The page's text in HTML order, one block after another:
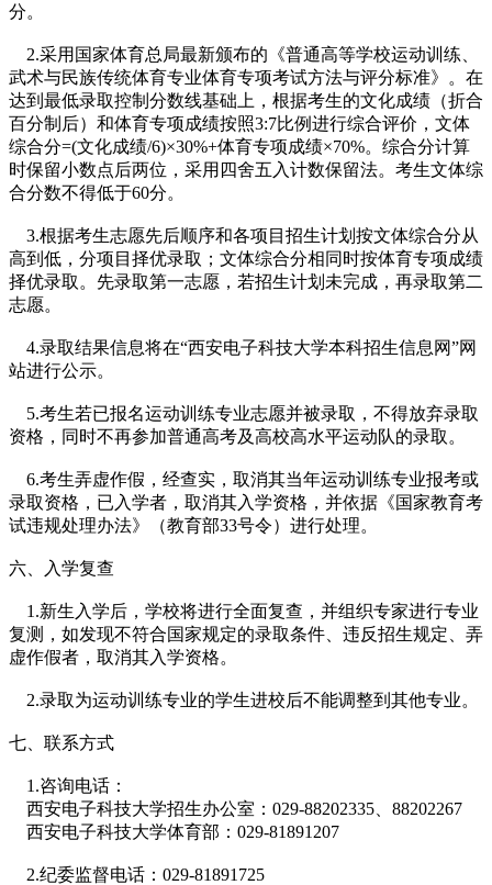
分。
2.采用国家体育总局最新颁布的《普通高等学校运动训练、
武术与民族传统体育专业体育专项考试方法与评分标准》。在
达到最低录取控制分数线基础上，根据考生的文化成绩（折合
百分制后）和体育专项成绩按照3:7比例进行综合评价，文体
综合分=(文化成绩/6)×30%+体育专项成绩×70%。综合分计算
时保留小数点后两位，采用四舍五入计数保留法。考生文体综
合分数不得低于60分。
3.根据考生志愿先后顺序和各项目招生计划按文体综合分从
高到低，分项目择优录取；文体综合分相同时按体育专项成绩
择优录取。先录取第一志愿，若招生计划未完成，再录取第二
志愿。
4.录取结果信息将在“西安电子科技大学本科招生信息网”网
站进行公示。
5.考生若已报名运动训练专业志愿并被录取，不得放弃录取
资格，同时不再参加普通高考及高校高水平运动队的录取。
6.考生弄虚作假，经查实，取消其当年运动训练专业报考或
录取资格，已入学者，取消其入学资格，并依据《国家教育考
试违规处理办法》（教育部33号令）进行处理。
六、入学复查
1.新生入学后，学校将进行全面复查，并组织专家进行专业
复测，如发现不符合国家规定的录取条件、违反招生规定、弄
虚作假者，取消其入学资格。
2.录取为运动训练专业的学生进校后不能调整到其他专业。
七、联系方式
1.咨询电话：
西安电子科技大学招生办公室：029-88202335、88202267
西安电子科技大学体育部：029-81891207
2.纪委监督电话：029-81891725